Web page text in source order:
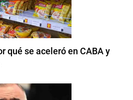
qué se aceleró en CABA y